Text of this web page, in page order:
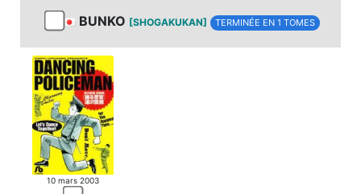
BUNKO [SHOGAKUKAN] TERMINÉE EN 1 TOMES
10 mars 2003